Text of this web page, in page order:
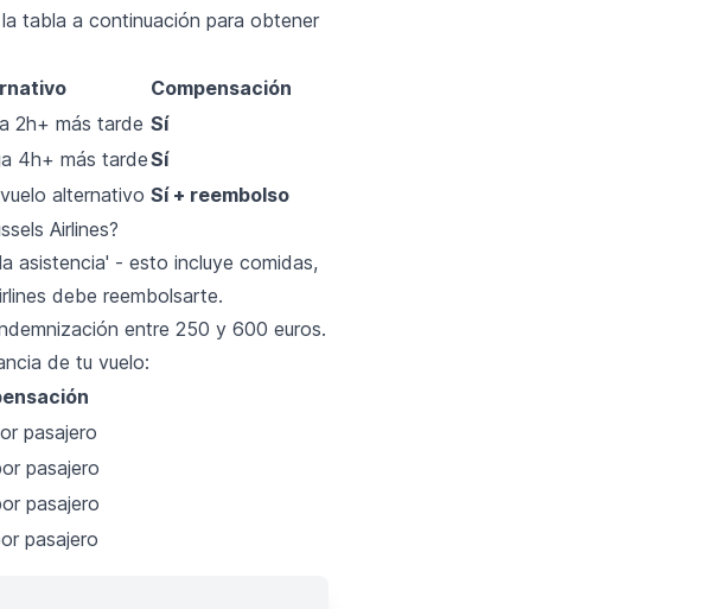
tabla a continuación para obtener
Compensación
2h+ más tarde Sí
4h+ más tardeSí
alternativo Sí + reembolso
Airlines?
asistencia' - esto incluye comidas,
debe reembolsarte.
entre 250 y 600 euros.
de tu vuelo:
pasajero
pasajero
pasajero
pasajero